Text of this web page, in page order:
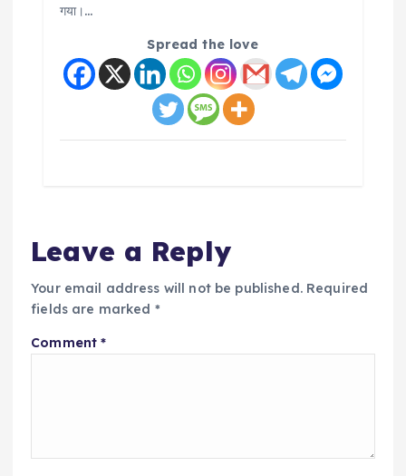
गया।…
Spread the love
Leave a Reply
Your email address will not be published. Required
fields are marked *
Comment*